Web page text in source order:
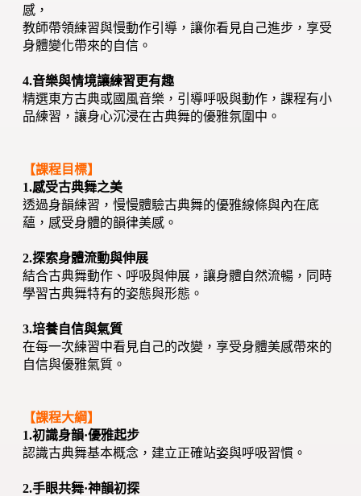
感，
教師帶領練習與慢動作引導，讓你看見自己進步，享受
身體變化帶來的自信。
4.音樂與情境讓練習更有趣
精選東方古典或國風音樂，引導呼吸與動作，課程有小
品練習，讓身心沉浸在古典舞的優雅氛圍中。
【課程目標】
1.感受古典舞之美
透過身韻練習，慢慢體驗古典舞的優雅線條與內在底
蘊，感受身體的韻律美感。
2.探索身體流動與伸展
結合古典舞動作、呼吸與伸展，讓身體自然流暢，同時
學習古典舞特有的姿態與形態。
3.培養自信與氣質
在每一次練習中看見自己的改變，享受身體美感帶來的
自信與優雅氣質。
【課程大綱】
1.初識身韻·優雅起步
認識古典舞基本概念，建立正確站姿與呼吸習慣。
2.手眼共舞·神韻初探